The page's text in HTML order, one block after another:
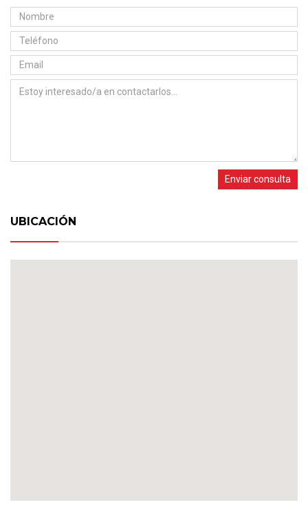
Enviar consulta
UBICACIÓN